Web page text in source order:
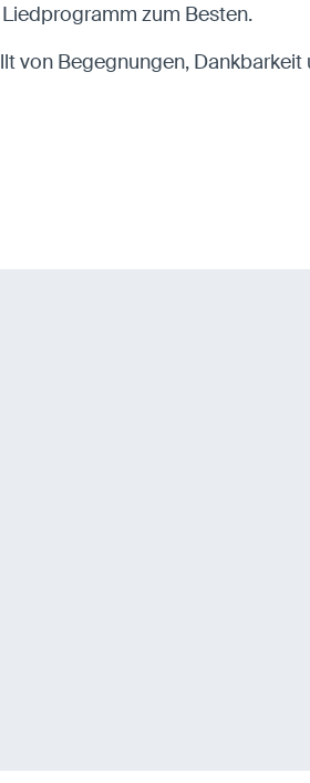
zum Besten.
von Begegnungen,